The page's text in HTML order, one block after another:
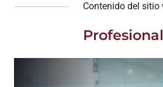
Contenido del sitio